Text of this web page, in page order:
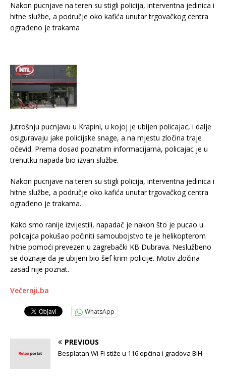
Nakon pucnjave na teren su stigli policija, interventna jedinica i
hitne službe, a područje oko kafića unutar trgovačkog centra
ograđeno je trakama
Jutrošnju pucnjavu u Krapini, u kojoj je ubijen policajac, i dalje
osiguravaju jake policijske snage, a na mjestu zločina traje
očevid. Prema dosad poznatim informacijama, policajac je u
trenutku napada bio izvan službe.
Nakon pucnjave na teren su stigli policija, interventna jedinica i
hitne službe, a područje oko kafića unutar trgovačkog centra
ograđeno je trakama.
Kako smo ranije izvijestili, napadač je nakon što je pucao u
policajca pokušao počiniti samoubojstvo te je helikopterom
hitne pomoći prevezen u zagrebački KB Dubrava. Neslužbeno
se doznaje da je ubijeni bio šef krim-policije. Motiv zločina
zasad nije poznat.
Večernji.ba
WhatsApp
PREVIOUS
Besplatan Wi-Fi stiže u 116 općina i gradova BiH